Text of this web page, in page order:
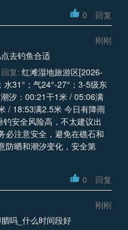
0 回复
刚刚
去钓鱼合适
回复: 红滩湿地旅游区[2026-
31°；气24°-27°；3-5级东
汐：00:21干1米 / 05:06满
满2.5米 今日有降雨
钓安全风险高，不太建议出
必注意安全，避免在礁石和
防晒和潮汐变化，安全第
0 回复
刚刚
吗_什么时间段好